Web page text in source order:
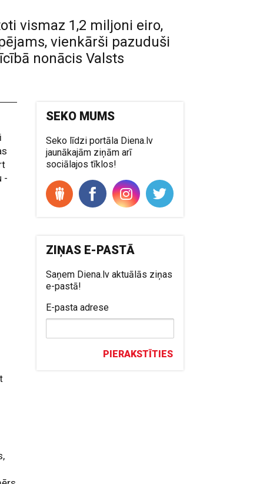
vismaz 1,2 miljoni eiro,
vienkārši pazuduši
nonācis Valsts
-
SEKO MUMS
Seko līdzi portāla Diena.lv
jaunākajām ziņām arī
sociālajos tīklos!
ZIŅAS E-PASTĀ
Saņem Diena.lv aktuālās ziņas
e-pastā!
E-pasta adrese
PIERAKSTĪTIES